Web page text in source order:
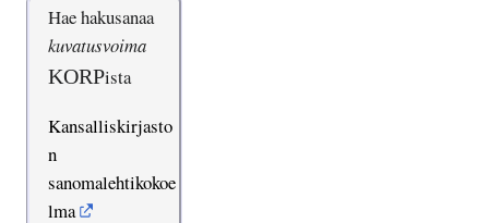
Hae hakusanaa
kuvatusvoima
KORPista
Kansalliskirjasto
n
sanomalehtikokoe
lma